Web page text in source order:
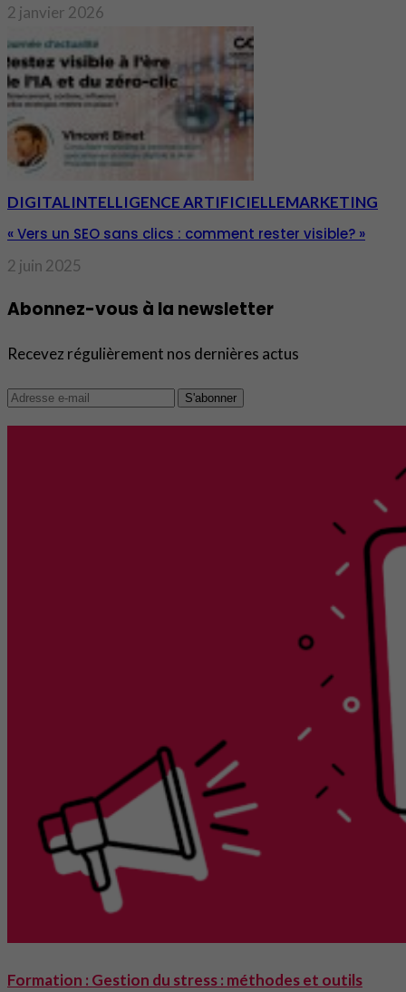
2 janvier 2026
DIGITALINTELLIGENCE ARTIFICIELLEMARKETING
« Vers un SEO sans clics : comment rester visible? »
2 juin 2025
Abonnez-vous à la newsletter
Recevez régulièrement nos dernières actus
S'abonner
Formation : Gestion du stress : méthodes et outils